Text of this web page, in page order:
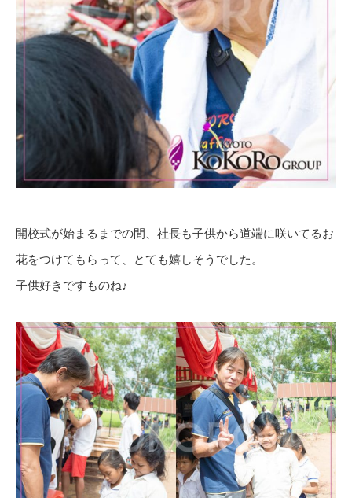
開校式が始まるまでの間、社長も子供から道端に咲いてるお
花をつけてもらって、とても嬉しそうでした。
子供好きですものね♪